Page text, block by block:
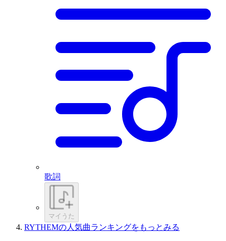
歌詞
マイうた
RYTHEMの人気曲ランキングをもっとみる